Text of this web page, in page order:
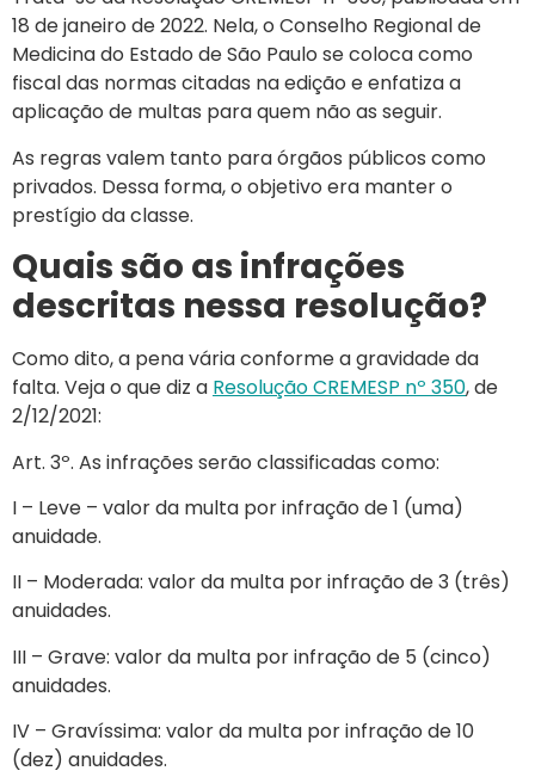
18 de janeiro de 2022. Nela, o Conselho Regional de
Medicina do Estado de São Paulo se coloca como
fiscal das normas citadas na edição e enfatiza a
aplicação de multas para quem não as seguir.
As regras valem tanto para órgãos públicos como
privados. Dessa forma, o objetivo era manter o
prestígio da classe.
Quais são as infrações
descritas nessa resolução?
Como dito, a pena vária conforme a gravidade da
falta. Veja o que diz a Resolução CREMESP nº 350, de
2/12/2021:
Art. 3º. As infrações serão classificadas como:
I – Leve – valor da multa por infração de 1 (uma)
anuidade.
II – Moderada: valor da multa por infração de 3 (três)
anuidades.
III – Grave: valor da multa por infração de 5 (cinco)
anuidades.
IV – Gravíssima: valor da multa por infração de 10
(dez) anuidades.